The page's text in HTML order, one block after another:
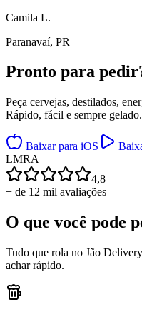
Camila L.
Paranavaí, PR
Pronto para
Peça cervejas, destilados,
Rápido, fácil e sempre gelado.
Baixar para iOS
LMRA
4,8
+ de 12 mil avaliações
O que você pode
Tudo que rola no Jão
achar rápido.